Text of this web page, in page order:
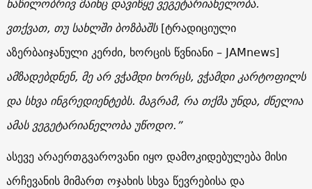
ვთქვათ, თუ სახლში ბოზბაშს[ტრადიციული
აზერბაიჯანული კერძი, ხორცის წვნიანი – JAMnews]
ამზადებდნენ, მე არვჭამდი ხორცს, ვჭამდიკარტოფილს
და სხვა ინგრედიენტებს. მაგრამ, რა თქმაუნდა, ძნელია
ამასვეგეტარიანელობაუწოდო.”
ასევე არაერთგვაროვანი იყო დამოკიდებულება მისი
არჩევანის მიმართ ოჯახის სხვა წევრებისა და